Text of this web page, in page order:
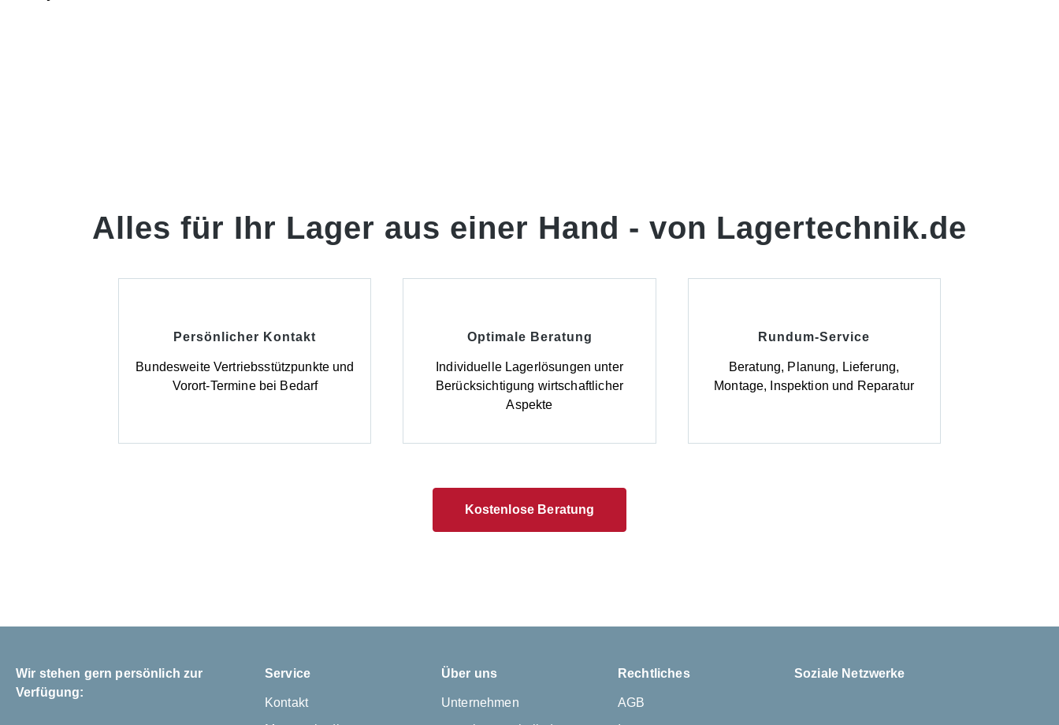
Alles für Ihr Lager aus einer Hand - von Lagertechnik.de
Persönlicher Kontakt
Bundesweite Vertriebsstützpunkte und
Vorort-Termine bei Bedarf
Optimale Beratung
Individuelle Lagerlösungen unter
Berücksichtigung wirtschaftlicher
Aspekte
Rundum-Service
Beratung, Planung, Lieferung,
Montage, Inspektion und Reparatur
Kostenlose Beratung
Wir stehen gern persönlich zur
Verfügung:
Service
Kontakt
Über uns
Unternehmen
Rechtliches
AGB
Soziale Netzwerke